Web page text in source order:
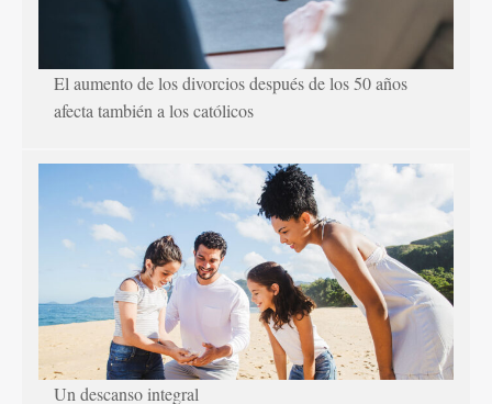
El aumento de los divorcios después de los 50 años
afecta también a los católicos
Un descanso integral